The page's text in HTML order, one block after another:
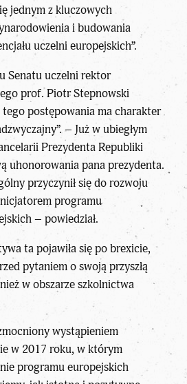
jednym z kluczowych
i budowania
uczelni europejskich”.
Senatu uczelni rektor
prof. Piotr Stepnowski
tego postępowania ma charakter
– Już w ubiegłym
Prezydenta Republiki
uhonorowania pana prezydenta.
przyczynił się do rozwoju
programu
– powiedział.
ta pojawiła się po brexicie,
pytaniem o swoją przyszłą
w obszarze szkolnictwa
wystąpieniem
w 2017 roku, w którym
programu europejskich